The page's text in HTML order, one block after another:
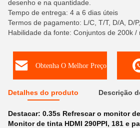
desenho e na quantidade.
Tempo de entrega: 4 a 6 dias úteis
Termos de pagamento: L/C, T/T, D/A, D/
Habilidade da fonte: Conjuntos de 200k /
Obtenha O Melhor Preço
Detalhes do produto Descrição
Destacar: 0.35s Refrescar o monitor
Monitor de tinta HDMI 290PPI, 181 e